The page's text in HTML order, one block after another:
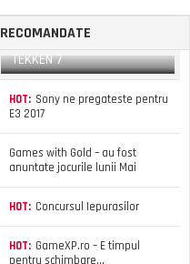
RECOMANDATE
TEKKEN 7
HOT: Sony ne pregateste pentru
E3 2017
Games with Gold – au fost
anuntate jocurile lunii Mai
HOT: Concursul Iepurasilor
HOT: GameXP.ro – E timpul
pentru schimbare…